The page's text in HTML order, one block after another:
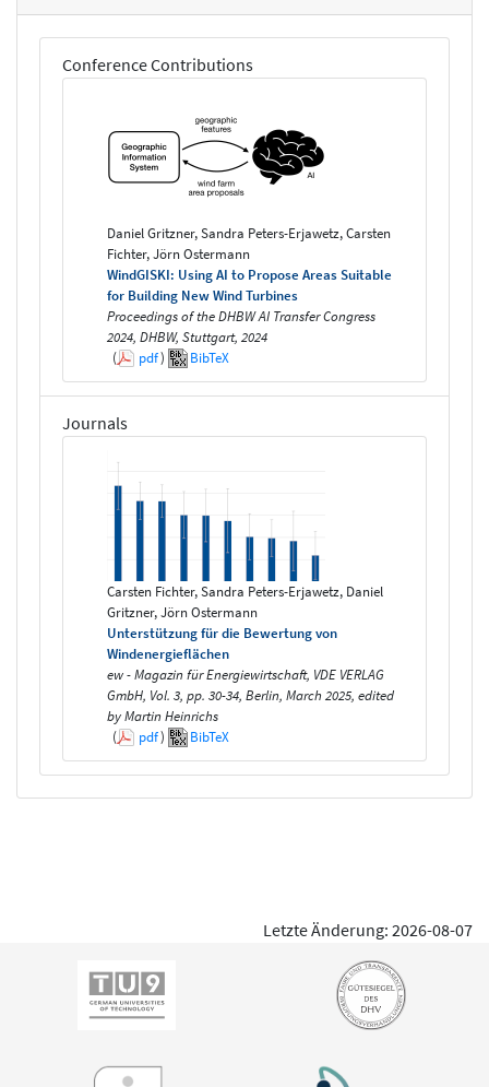
Conference Contributions
Daniel Gritzner, Sandra Peters-Erjawetz, Carsten
Fichter, Jörn Ostermann
WindGISKI: Using AI to Propose Areas Suitable
for Building New Wind Turbines
Proceedings of the DHBW AI Transfer Congress
2024, DHBW, Stuttgart, 2024
(
pdf) BibTeX
Journals
Carsten Fichter, Sandra Peters-Erjawetz, Daniel
Gritzner, Jörn Ostermann
Unterstützung für die Bewertung von
Windenergieflächen
ew - Magazin für Energiewirtschaft, VDE VERLAG
GmbH, Vol. 3, pp. 30-34, Berlin, March 2025, edited
by Martin Heinrichs
(
pdf) BibTeX
Letzte Änderung: 2026-08-07